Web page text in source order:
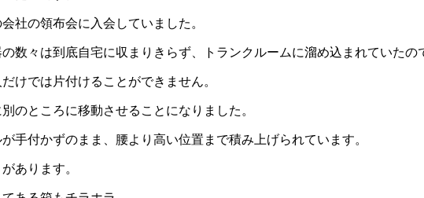
社の領布会に入会していました。
数々は到底自宅に収まりきらず、トランクルームに溜め込まれていたの
けでは片付けることができません。
のところに移動させることになりました。
手付かずのまま、腰より高い位置まで積み上げられています。
あります。